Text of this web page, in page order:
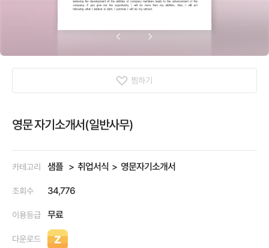
찜하기
영문 자기소개서(일반사무)
카테고리 샘플 취업서식 영문자기소개서
조회수 34,776
이용등급 무료
다운로드